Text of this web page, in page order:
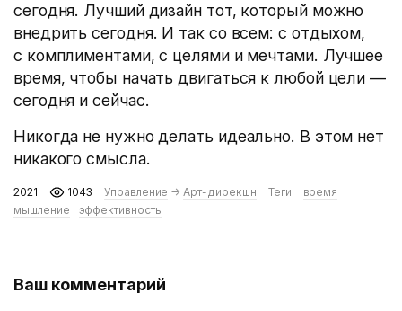
сегодня. Лучший дизайн тот, который можно
внедрить сегодня. И так со всем: с отдыхом,
с комплиментами, с целями и мечтами. Лучшее
время, чтобы начать двигаться к любой цели —
сегодня и сейчас.
Никогда не нужно делать идеально. В этом нет
никакого смысла.
2021 1043 Управление →Арт-дирекшн Теги:
время
мышление
эффективность
Ваш комментарий